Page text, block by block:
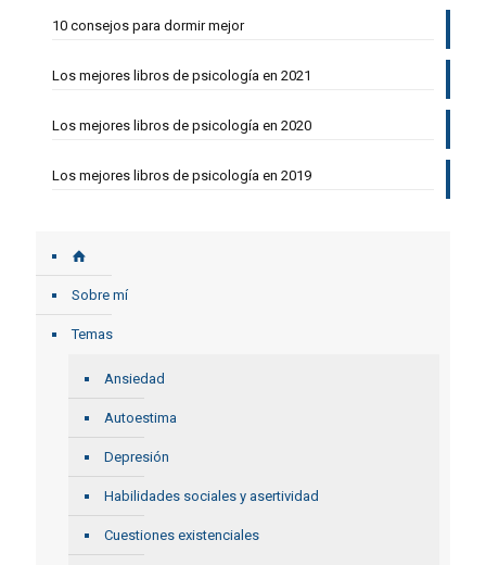
10 consejos para dormir mejor
Los mejores libros de psicología en 2021
Los mejores libros de psicología en 2020
Los mejores libros de psicología en 2019
Sobre mí
Temas
Ansiedad
Autoestima
Depresión
Habilidades sociales y asertividad
Cuestiones existenciales